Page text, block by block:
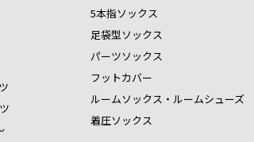
5本指ソックス
足袋型ソックス
パーツソックス
フットカバー
ルームソックス・ルームシューズ
着圧ソックス